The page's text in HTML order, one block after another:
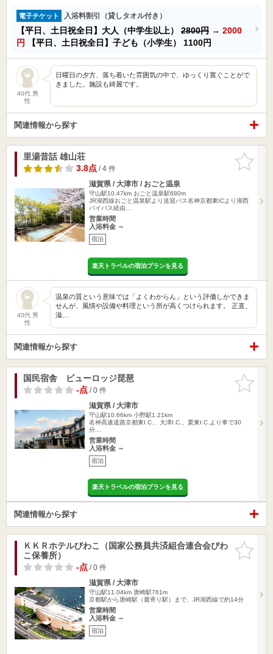
電子チケット 入浴料割引（貸しタオル付き）
【平日、土日祝全日】大人（中学生以上） 2800円 → 2000
円
【平日、土日祝全日】子ども（小学生） 1100円
40代 男
性
日曜日の夕方、落ち着いた雰囲気の中で、ゆっくり寛ぐことがで
きました。施設も綺麗です。
関連情報から探す
お気に入
りに追加
里湯昔話 雄山荘
3.8点/ 4 件
滋賀県 / 大津市 / おごと温泉
守山駅10.47km おごと温泉駅680m
JR湖西線おごと温泉駅より送迎バス名神京都東ICより湖西
バイパス経由…
営業時間
入浴料金 ～
宿泊
楽天トラベルの宿泊プランを見る
40代 男
性
温泉の質という意味では「よくわからん」という評価しかできま
せんが、風情や設備や料理という所が高くつけられます。 正直、
滋…
関連情報から探す
お気に入
りに追加
国民宿舎 ビューロッジ琵琶
-点/ 0 件
滋賀県 / 大津市
守山駅10.66km 小野駅1.21km
名神高速道路京都東I.C.、大津I.C.、栗東I.C.より車で30
分…
営業時間
入浴料金 ～
宿泊
楽天トラベルの宿泊プランを見る
関連情報から探す
お気に入
りに追加
ＫＫＲホテルびわこ（国家公務員共済組合連合会びわ
こ保養所）
-点/ 0 件
滋賀県 / 大津市
守山駅11.04km 唐崎駅761m
京都駅から唐崎駅（最寄り駅）まで、JR湖西線で約14分
営業時間
入浴料金 ～
宿泊